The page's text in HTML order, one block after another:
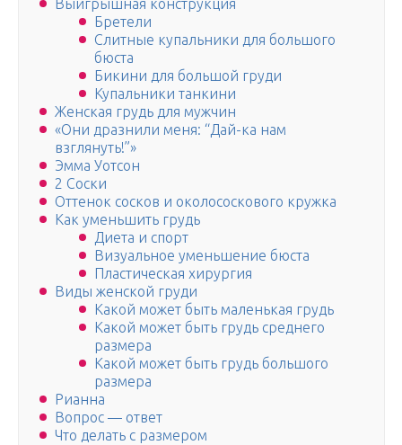
Выигрышная конструкция
Бретели
Слитные купальники для большого
бюста
Бикини для большой груди
Купальники танкини
Женская грудь для мужчин
«Они дразнили меня: “Дай-ка нам
взглянуть!”»
Эмма Уотсон
2 Соски
Оттенок сосков и околососкового кружка
Как уменьшить грудь
Диета и спорт
Визуальное уменьшение бюста
Пластическая хирургия
Виды женской груди
Какой может быть маленькая грудь
Какой может быть грудь среднего
размера
Какой может быть грудь большого
размера
Рианна
Вопрос — ответ
Что делать с размером